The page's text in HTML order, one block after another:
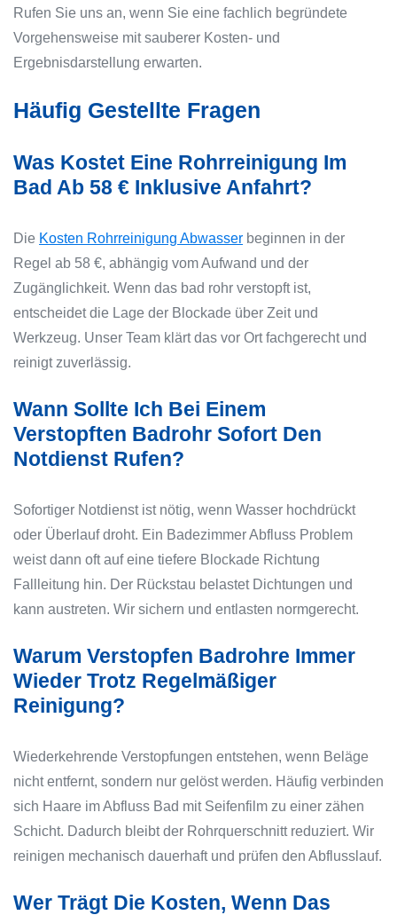
Rufen Sie uns an, wenn Sie eine fachlich begründete
Vorgehensweise mit sauberer Kosten- und
Ergebnisdarstellung erwarten.
Häufig Gestellte Fragen
Was Kostet Eine Rohrreinigung Im
Bad Ab 58 € Inklusive Anfahrt?
Die Kosten Rohrreinigung Abwasser beginnen in der
Regel ab 58 €, abhängig vom Aufwand und der
Zugänglichkeit. Wenn das bad rohr verstopft ist,
entscheidet die Lage der Blockade über Zeit und
Werkzeug. Unser Team klärt das vor Ort fachgerecht und
reinigt zuverlässig.
Wann Sollte Ich Bei Einem
Verstopften Badrohr Sofort Den
Notdienst Rufen?
Sofortiger Notdienst ist nötig, wenn Wasser hochdrückt
oder Überlauf droht. Ein Badezimmer Abfluss Problem
weist dann oft auf eine tiefere Blockade Richtung
Fallleitung hin. Der Rückstau belastet Dichtungen und
kann austreten. Wir sichern und entlasten normgerecht.
Warum Verstopfen Badrohre Immer
Wieder Trotz Regelmäßiger
Reinigung?
Wiederkehrende Verstopfungen entstehen, wenn Beläge
nicht entfernt, sondern nur gelöst werden. Häufig verbinden
sich Haare im Abfluss Bad mit Seifenfilm zu einer zähen
Schicht. Dadurch bleibt der Rohrquerschnitt reduziert. Wir
reinigen mechanisch dauerhaft und prüfen den Abflusslauf.
Wer Trägt Die Kosten, Wenn Das